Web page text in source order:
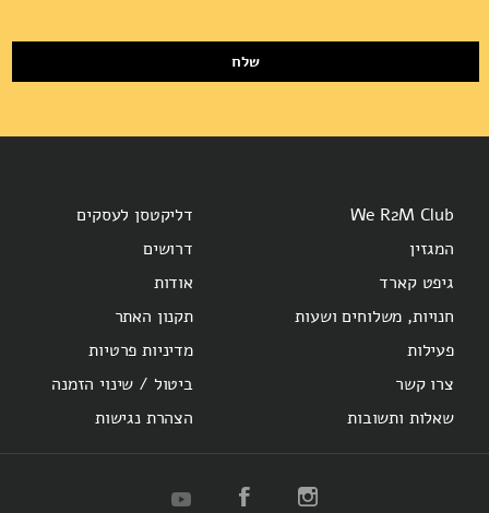
שלח
We R2M Club
המגזין
גיפט קארד
חנויות, משלוחים ושעות
פעילות
צרו קשר
שאלות ותשובות
דליקטסן לעסקים
דרושים
אודות
תקנון האתר
מדיניות פרטיות
ביטול / שינוי הזמנה
הצהרת נגישות